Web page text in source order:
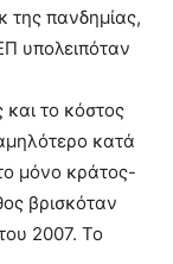
πανδημίας,
υπολειπόταν
και το κόστος
κατά
μόνο κράτος-
βρισκόταν
2007. Το